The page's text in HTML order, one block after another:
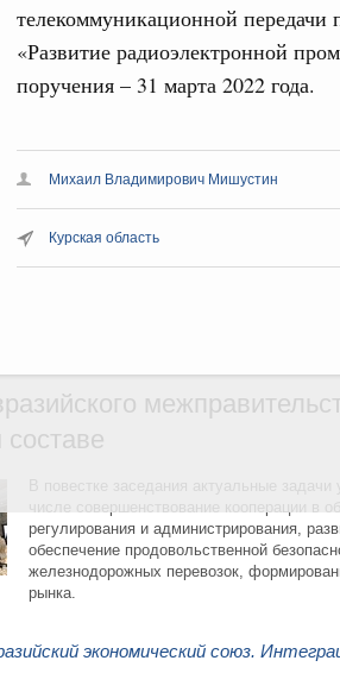
телекоммуникационной
«Развитие радиоэлектронной
поручения – 31 марта 2022 года.
Михаил Владимирович Мишустин
Курская область
профессиональное образование
Установлен
колледжей и
экономический союз.
Оверчука по
межправительственного
регулирования и администрирования,
обеспечение продовольственной
железнодорожных перевозок,
рынка.
экономический союз.